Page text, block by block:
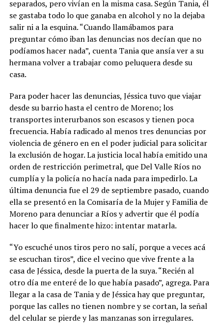
separados, pero vivían en la misma casa. Según Tania, él
se gastaba todo lo que ganaba en alcohol y no la dejaba
salir ni a la esquina. “Cuando llamábamos para
preguntar cómo iban las denuncias nos decían que no
podíamos hacer nada”, cuenta Tania que ansía ver a su
hermana volver a trabajar como peluquera desde su
casa.
Para poder hacer las denuncias, Jéssica tuvo que viajar
desde su barrio hasta el centro de Moreno; los
transportes interurbanos son escasos y tienen poca
frecuencia. Había radicado al menos tres denuncias por
violencia de género en en el poder judicial para solicitar
la exclusión de hogar. La justicia local había emitido una
orden de restricción perimetral, que Del Valle Ríos no
cumplía y la policía no hacía nada para impedirlo. La
última denuncia fue el 29 de septiembre pasado, cuando
ella se presentó en la Comisaría de la Mujer y Familia de
Moreno para denunciar a Ríos y advertir que él podía
hacer lo que finalmente hizo: intentar matarla.
“Yo escuché unos tiros pero no salí, porque a veces acá
se escuchan tiros”, dice el vecino que vive frente a la
casa de Jéssica, desde la puerta de la suya. “Recién al
otro día me enteré de lo que había pasado”, agrega. Para
llegar a la casa de Tania y de Jéssica hay que preguntar,
porque las calles no tienen nombre y se cortan, la señal
del celular se pierde y las manzanas son irregulares.